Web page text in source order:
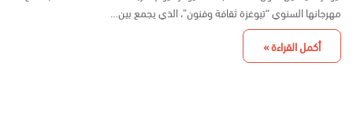
مهرجانها السنوي “تيوغزة ثقافة وفنون”، الذي يجمع بين…
أكمل القراءة »